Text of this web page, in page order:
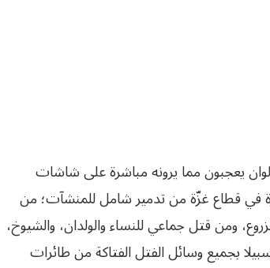
يعجبون مما يرونه مباشرة على شاشات
في قطاع غزّة من تدمير شامل للمنشآت؛ من
ومن قتل جماعي للنساء والولدان، والشيوخ،
بجميع وسائل الفتل الفتاكة من طائرات